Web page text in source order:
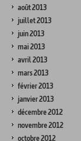
août 2013
juillet 2013
juin 2013
mai 2013
avril 2013
mars 2013
février 2013
janvier 2013
décembre 2012
novembre 2012
octobre 2012